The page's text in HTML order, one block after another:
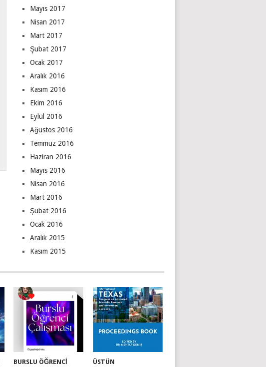
Mayıs 2017
Nisan 2017
Mart 2017
Şubat 2017
Ocak 2017
Aralık 2016
Kasım 2016
Ekim 2016
Eylül 2016
Ağustos 2016
Temmuz 2016
Haziran 2016
Mayıs 2016
Nisan 2016
Mart 2016
Şubat 2016
Ocak 2016
Aralık 2015
Kasım 2015
BURSLU ÖĞRENCI ÜSTÜN